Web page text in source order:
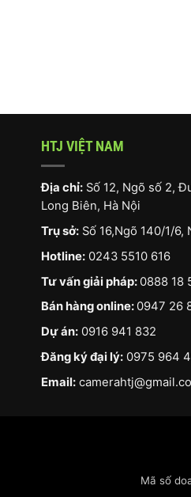
HTJ VIỆT NAM
Địa chỉ: Số 12, Ngõ số 2,
Long Biên, Hà Nội
Trụ sở: Số 16,Ngõ 140/1/
Hotline: 0243 5510 616
Tư vấn giải pháp: 0888 18
Bán hàng online: 0947 26
Dự án: 0916 941 832
Đăng ký đại lý: 0975 964
Email:
Mã số